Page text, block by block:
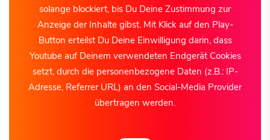
solange blockiert, bis Du Deine Zustimmung zur
Anzeige der Inhalte gibst. Mit Klick auf den Play-
Button erteilst Du Deine Einwilligung darin, dass
Youtube auf Deinem verwendeten Endgerät Cookies
setzt, durch die personenbezogene Daten (z.B.: IP-
Adresse, Referrer URL) an den Social-Media Provider
übertragen werden.